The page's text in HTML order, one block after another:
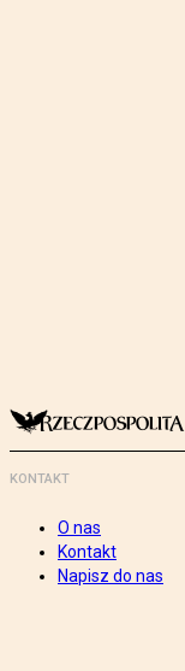
KONTAKT
O nas
Kontakt
Napisz do nas